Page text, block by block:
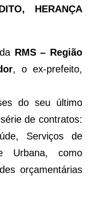
HERANÇA
RMS – Região
, o ex-prefeito,
do seu último
de contratos:
Serviços de
Urbana, como
orçamentárias